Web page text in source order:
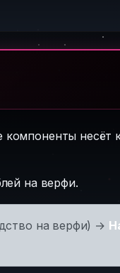
несёт
на верфи.
на верфи) →